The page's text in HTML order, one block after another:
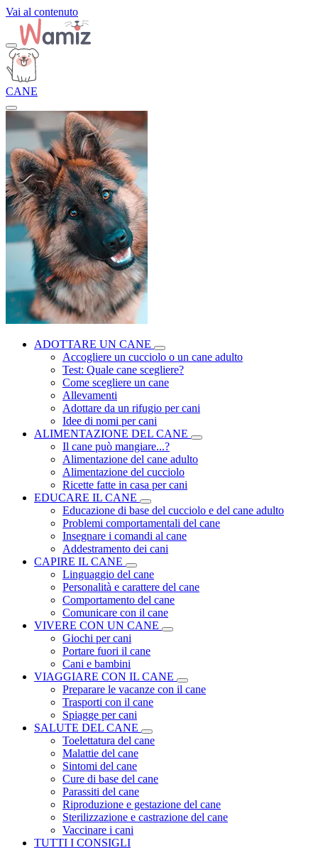
Vai al contenuto
CANE
ADOTTARE UN CANE
Accogliere un cucciolo o un cane adulto
Test: Quale cane scegliere?
Come scegliere un cane
Allevamenti
Adottare da un rifugio per cani
Idee di nomi per cani
ALIMENTAZIONE DEL CANE
Il cane può mangiare...?
Alimentazione del cane adulto
Alimentazione del cucciolo
Ricette fatte in casa per cani
EDUCARE IL CANE
Educazione di base del cucciolo e del cane adulto
Problemi comportamentali del cane
Insegnare i comandi al cane
Addestramento dei cani
CAPIRE IL CANE
Linguaggio del cane
Personalità e carattere del cane
Comportamento del cane
Comunicare con il cane
VIVERE CON UN CANE
Giochi per cani
Portare fuori il cane
Cani e bambini
VIAGGIARE CON IL CANE
Preparare le vacanze con il cane
Trasporti con il cane
Spiagge per cani
SALUTE DEL CANE
Toelettatura del cane
Malattie del cane
Sintomi del cane
Cure di base del cane
Parassiti del cane
Riproduzione e gestazione del cane
Sterilizzazione e castrazione del cane
Vaccinare i cani
TUTTI I CONSIGLI